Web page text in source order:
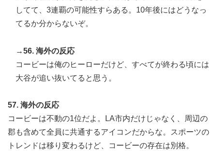
してて、3連覇の可能性すらある。10年後にはどうなっ
てるか分からないぞ。
→56. 海外の反応
コービーは俺のヒーローだけど、すべてが終わる頃には
大谷が追い抜いてると思う。
57. 海外の反応
コービーは不動の1位だよ。LA市内だけじゃなく、周辺の
郡も含めて全員に共通するアイコンだからな。スポーツの
トレンドは移り変わるけど、コービーの存在は別格。